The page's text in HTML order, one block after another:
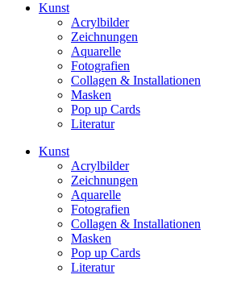
Kunst
Acrylbilder
Zeichnungen
Aquarelle
Fotografien
Collagen & Installationen
Masken
Pop up Cards
Literatur
Kunst
Acrylbilder
Zeichnungen
Aquarelle
Fotografien
Collagen & Installationen
Masken
Pop up Cards
Literatur